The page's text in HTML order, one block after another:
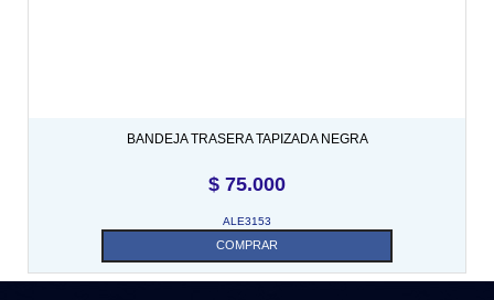
BANDEJA TRASERA TAPIZADA NEGRA
$ 75.000
ALE3153
COMPRAR